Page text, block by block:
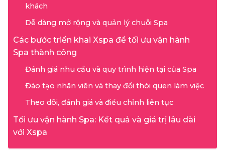
khách
Dễ dàng mở rộng và quản lý chuỗi Spa
Các bước triển khai Xspa để tối ưu vận hành
Spa thành công
Đánh giá nhu cầu và quy trình hiện tại của Spa
Đào tạo nhân viên và thay đổi thói quen làm việc
Theo dõi, đánh giá và điều chỉnh liên tục
Tối ưu vận hành Spa: Kết quả và giá trị lâu dài
với Xspa